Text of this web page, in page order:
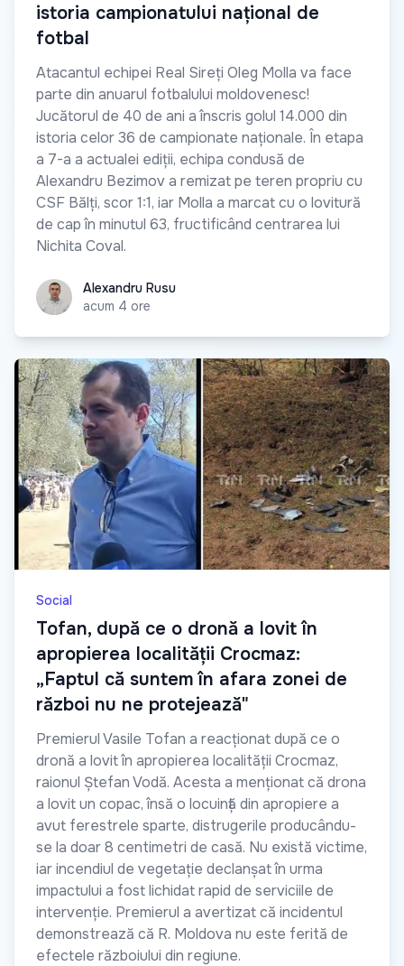
istoria campionatului național de
fotbal
Atacantul echipei Real Sireți Oleg Molla va face
parte din anuarul fotbalului moldovenesc!
Jucătorul de 40 de ani a înscris golul 14.000 din
istoria celor 36 de campionate naționale. În etapa
a 7-a a actualei ediții, echipa condusă de
Alexandru Bezimov a remizat pe teren propriu cu
CSF Bălți, scor 1:1, iar Molla a marcat cu o lovitură
de cap în minutul 63, fructificând centrarea lui
Nichita Coval.
Alexandru Rusu
Alexandru Rusu
acum 4 ore
Social
Tofan, după ce o dronă a lovit în
apropierea localității Crocmaz:
„Faptul că suntem în afara zonei de
război nu ne protejează"
Premierul Vasile Tofan a reacționat după ce o
dronă a lovit în apropierea localității Crocmaz,
raionul Ștefan Vodă. Acesta a menționat că drona
a lovit un copac, însă o locuință din apropiere a
avut ferestrele sparte, distrugerile producându-
se la doar 8 centimetri de casă. Nu există victime,
iar incendiul de vegetație declanșat în urma
impactului a fost lichidat rapid de serviciile de
intervenție. Premierul a avertizat că incidentul
demonstrează că R. Moldova nu este ferită de
efectele războiului din regiune.